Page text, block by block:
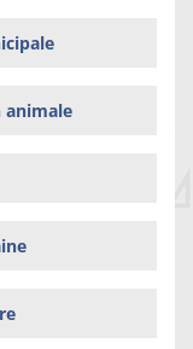
animale